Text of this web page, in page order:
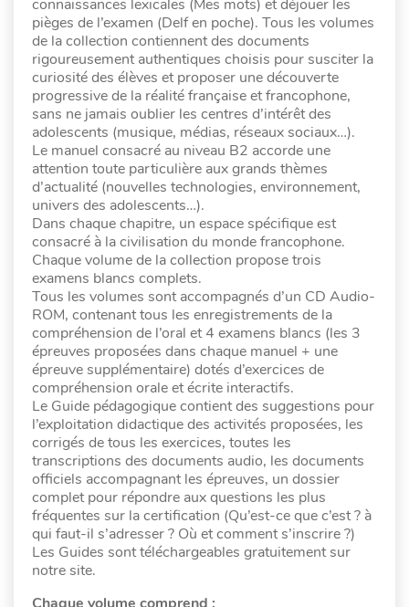
connaissances lexicales (Mes mots) et déjouer les
pièges de l’examen (Delf en poche). Tous les volumes
de la collection contiennent des documents
rigoureusement authentiques choisis pour susciter la
curiosité des élèves et proposer une découverte
progressive de la réalité française et francophone,
sans ne jamais oublier les centres d’intérêt des
adolescents (musique, médias, réseaux sociaux…).
Le manuel consacré au niveau B2 accorde une
attention toute particulière aux grands thèmes
d’actualité (nouvelles technologies, environnement,
univers des adolescents…).
Dans chaque chapitre, un espace spécifique est
consacré à la civilisation du monde francophone.
Chaque volume de la collection propose trois
examens blancs complets.
Tous les volumes sont accompagnés d’un CD Audio-
ROM, contenant tous les enregistrements de la
compréhension de l’oral et 4 examens blancs (les 3
épreuves proposées dans chaque manuel + une
épreuve supplémentaire) dotés d’exercices de
compréhension orale et écrite interactifs.
Le Guide pédagogique contient des suggestions pour
l’exploitation didactique des activités proposées, les
corrigés de tous les exercices, toutes les
transcriptions des documents audio, les documents
officiels accompagnant les épreuves, un dossier
complet pour répondre aux questions les plus
fréquentes sur la certification (Qu’est-ce que c’est ? à
qui faut-il s’adresser ? Où et comment s’inscrire ?)
Les Guides sont téléchargeables gratuitement sur
notre site.